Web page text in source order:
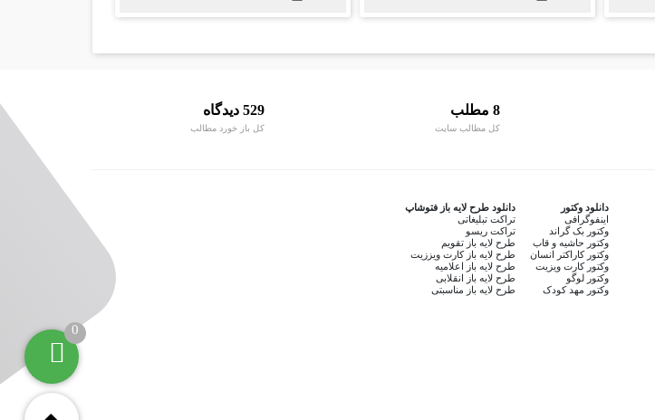
8 مطلب
کل مطالب سایت
529 دیدگاه
کل باز خورد مطالب
دانلود وکتور
اینفوگرافی
وکتور بک گراند
وکتور حاشیه و قاب
وکتور کاراکتر انسان
وکتور کارت ویزیت
وکتور لوگو
وکتور مهد کودک
دانلود طرح لایه باز فتوشاپ
تراکت تبلیغاتی
تراکت ریسو
طرح لایه باز تقویم
طرح لایه باز کارت ویززیت
طرح لایه باز اعلامیه
طرح لایه باز انقلابی
طرح لایه باز مناسبتی
0